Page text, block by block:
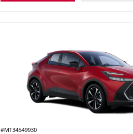
#MT34549930